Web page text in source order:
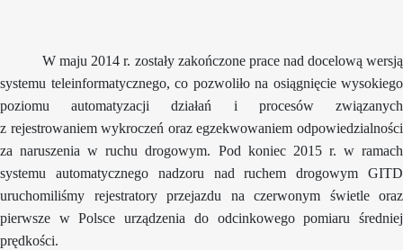
W maju 2014 r. zostały zakończone prace nad docelową wersją
systemu teleinformatycznego, co pozwoliło na osiągnięcie wysokiego
poziomu automatyzacji działań i procesów związanych
z rejestrowaniem wykroczeń oraz egzekwowaniem odpowiedzialności
za naruszenia w ruchu drogowym. Pod koniec 2015 r. w ramach
systemu automatycznego nadzoru nad ruchem drogowym GITD
uruchomiliśmy rejestratory przejazdu na czerwonym świetle oraz
pierwsze w Polsce urządzenia do odcinkowego pomiaru średniej
prędkości.